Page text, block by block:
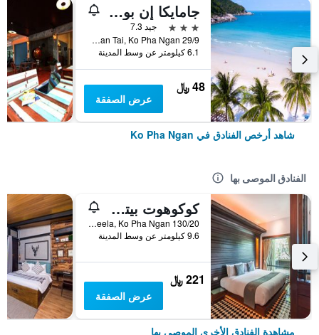
جامايكا إن بونجالو
3 نجوم
جيد 7.3
29/9 Moo 4, Baan Tai, Ko Pha Ngan, تايلاند
6.1 كيلومتر عن وسط المدينة
48 ﷼
عرض الصفقة
شاهد أرخص الفنادق في Ko Pha Ngan
الفنادق الموصى بها
كوكوهوت بيتش ريزورت
130/20 Had Rin Nai, Sun Set, Leela, Ko Pha Ngan, تايلاند
9.6 كيلومتر عن وسط المدينة
221 ﷼
عرض الصفقة
مشاهدة الفنادق الأخرى الموصى بها